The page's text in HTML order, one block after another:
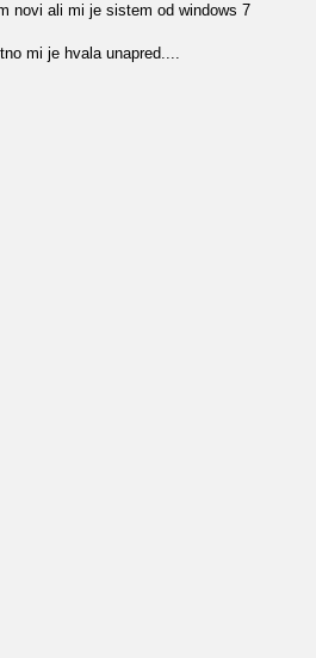
novi ali mi je sistem od windows 7
mi je hvala unapred....